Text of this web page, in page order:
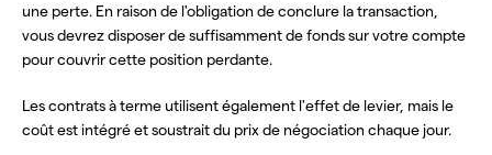
une perte. En raison de l'obligation de conclure la transaction,
vous devrez disposer de suffisamment de fonds sur votre compte
pour couvrir cette position perdante.
Les contrats à terme utilisent également l'effet de levier, mais le
coût est intégré et soustrait du prix de négociation chaque jour.